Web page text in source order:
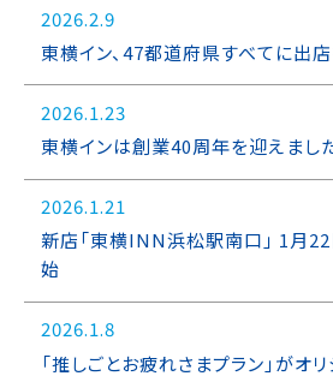
2026.2.9
東横イン、47都道府県すべてに出
2026.1.23
東横インは創業40周年を迎えまし
2026.1.21
新店「東横INN浜松駅南口」 1月
始
2026.1.8
「推しごとお疲れさまプラン」がオ